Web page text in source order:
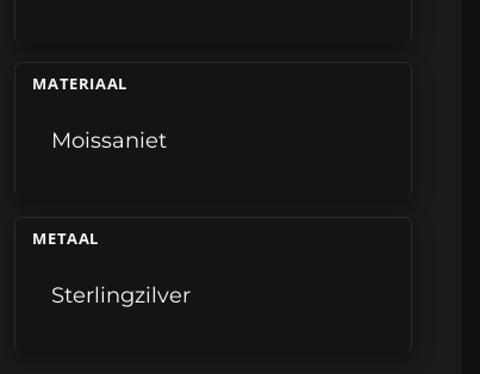
MATERIAAL
Moissaniet
METAAL
Sterlingzilver